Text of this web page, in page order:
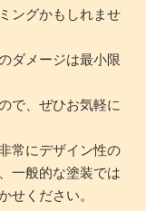
ングかもしれませ
ダメージは最小限
で、ぜひお気軽に
常にデザイン性の
一般的な塗装では
せください。